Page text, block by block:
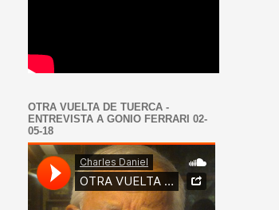
OTRA VUELTA DE TUERCA -
ENTREVISTA A GONIO FERRARI 02-
05-18